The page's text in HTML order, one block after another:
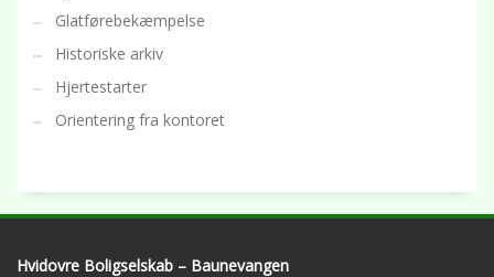
Glatførebekæmpelse
Historiske arkiv
Hjertestarter
Orientering fra kontoret
Hvidovre Boligselskab – Baunevangen